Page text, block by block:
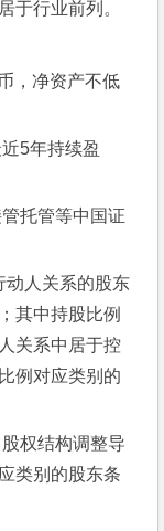
于行业前列。
其中持股比例
关系中居于控
例对应类别的
类别的股东条